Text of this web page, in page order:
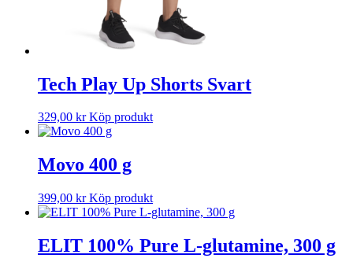
Tech Play Up Shorts Svart
329,00 kr Köp produkt
Movo 400 g
399,00 kr Köp produkt
ELIT 100% Pure L-glutamine, 300 g